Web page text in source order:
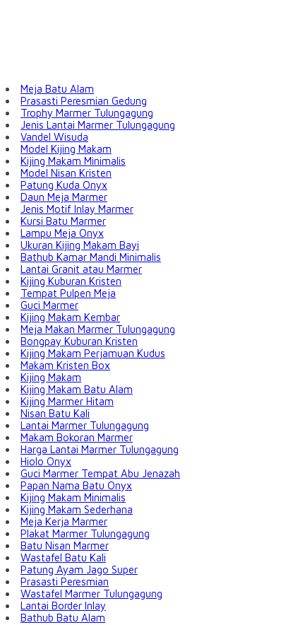
Meja Batu Alam
Prasasti Peresmian Gedung
Trophy Marmer Tulungagung
Jenis Lantai Marmer Tulungagung
Vandel Wisuda
Model Kijing Makam
Kijing Makam Minimalis
Model Nisan Kristen
Patung Kuda Onyx
Daun Meja Marmer
Jenis Motif Inlay Marmer
Kursi Batu Marmer
Lampu Meja Onyx
Ukuran Kijing Makam Bayi
Bathub Kamar Mandi Minimalis
Lantai Granit atau Marmer
Kijing Kuburan Kristen
Tempat Pulpen Meja
Guci Marmer
Kijing Makam Kembar
Meja Makan Marmer Tulungagung
Bongpay Kuburan Kristen
Kijing Makam Perjamuan Kudus
Makam Kristen Box
Kijing Makam
Kijing Makam Batu Alam
Kijing Marmer Hitam
Nisan Batu Kali
Lantai Marmer Tulungagung
Makam Bokoran Marmer
Harga Lantai Marmer Tulungagung
Hiolo Onyx
Guci Marmer Tempat Abu Jenazah
Papan Nama Batu Onyx
Kijing Makam Minimalis
Kijing Makam Sederhana
Meja Kerja Marmer
Plakat Marmer Tulungagung
Batu Nisan Marmer
Wastafel Batu Kali
Patung Ayam Jago Super
Prasasti Peresmian
Wastafel Marmer Tulungagung
Lantai Border Inlay
Bathub Batu Alam